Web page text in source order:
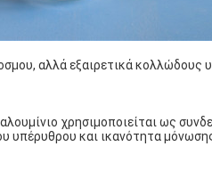
αλλά εξαιρετικά κολλώδους
χρησιμοποιείται ως
υπέρυθρου και ικανότητα